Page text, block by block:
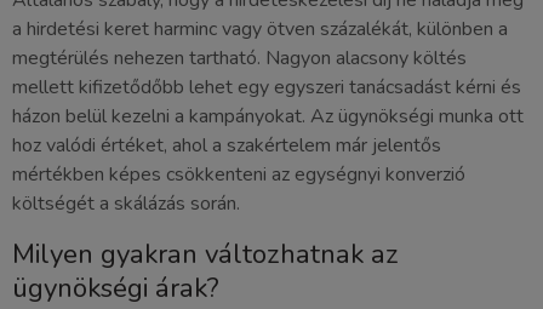
a hirdetési keret harminc vagy ötven százalékát, különben a
megtérülés nehezen tartható. Nagyon alacsony költés
mellett kifizetődőbb lehet egy egyszeri tanácsadást kérni és
házon belül kezelni a kampányokat. Az ügynökségi munka ott
hoz valódi értéket, ahol a szakértelem már jelentős
mértékben képes csökkenteni az egységnyi konverzió
költségét a skálázás során.
Milyen gyakran változhatnak az
ügynökségi árak?